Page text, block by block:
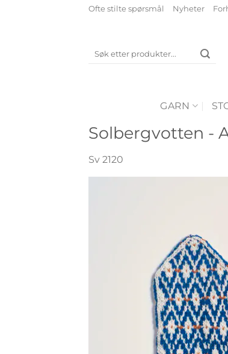
Ofte stilte spørsmål Nyheter
etter:
GARN
Solbergvotten -
Sv 2120